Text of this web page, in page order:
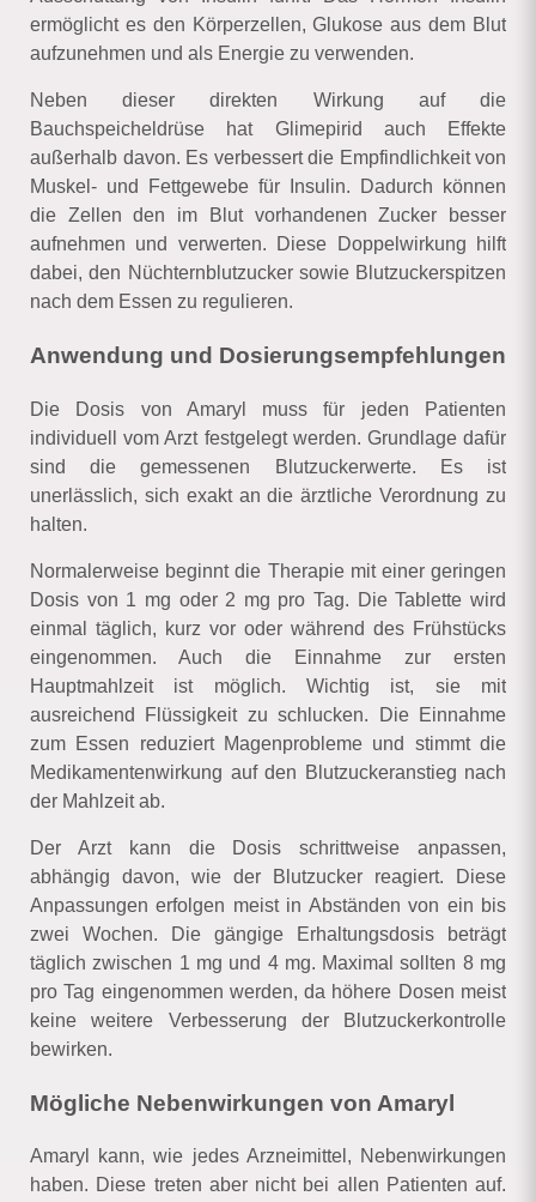
ermöglicht es den Körperzellen, Glukose aus dem Blut
aufzunehmen und als Energie zu verwenden.
Neben dieser direkten Wirkung auf die
Bauchspeicheldrüse hat Glimepirid auch Effekte
außerhalb davon. Es verbessert die Empfindlichkeit von
Muskel- und Fettgewebe für Insulin. Dadurch können
die Zellen den im Blut vorhandenen Zucker besser
aufnehmen und verwerten. Diese Doppelwirkung hilft
dabei, den Nüchternblutzucker sowie Blutzuckerspitzen
nach dem Essen zu regulieren.
Anwendung und Dosierungsempfehlungen
Die Dosis von Amaryl muss für jeden Patienten
individuell vom Arzt festgelegt werden. Grundlage dafür
sind die gemessenen Blutzuckerwerte. Es ist
unerlässlich, sich exakt an die ärztliche Verordnung zu
halten.
Normalerweise beginnt die Therapie mit einer geringen
Dosis von 1 mg oder 2 mg pro Tag. Die Tablette wird
einmal täglich, kurz vor oder während des Frühstücks
eingenommen. Auch die Einnahme zur ersten
Hauptmahlzeit ist möglich. Wichtig ist, sie mit
ausreichend Flüssigkeit zu schlucken. Die Einnahme
zum Essen reduziert Magenprobleme und stimmt die
Medikamentenwirkung auf den Blutzuckeranstieg nach
der Mahlzeit ab.
Der Arzt kann die Dosis schrittweise anpassen,
abhängig davon, wie der Blutzucker reagiert. Diese
Anpassungen erfolgen meist in Abständen von ein bis
zwei Wochen. Die gängige Erhaltungsdosis beträgt
täglich zwischen 1 mg und 4 mg. Maximal sollten 8 mg
pro Tag eingenommen werden, da höhere Dosen meist
keine weitere Verbesserung der Blutzuckerkontrolle
bewirken.
Mögliche Nebenwirkungen von Amaryl
Amaryl kann, wie jedes Arzneimittel, Nebenwirkungen
haben. Diese treten aber nicht bei allen Patienten auf.